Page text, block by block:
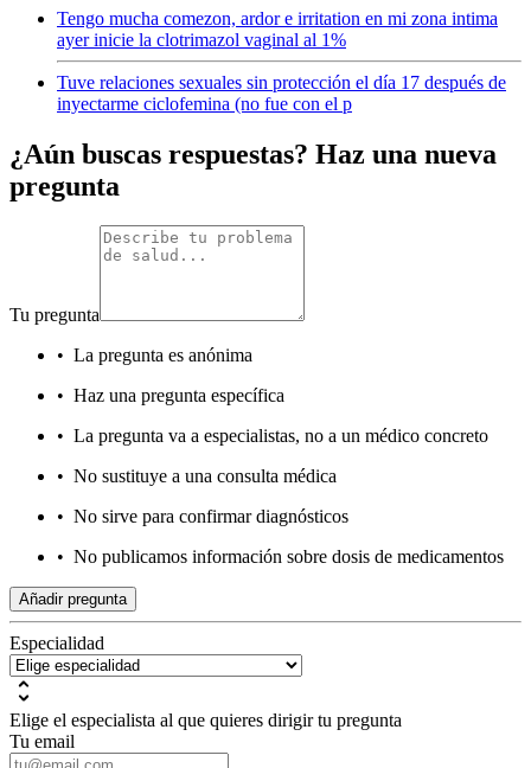
Tengo mucha comezon, ardor e irritation en mi zona intima
ayer inicie la clotrimazol vaginal al 1%
Tuve relaciones sexuales sin protección el día 17 después de
inyectarme ciclofemina (no fue con el p
¿Aún buscas respuestas? Haz una nueva
pregunta
Tu pregunta
• La pregunta es anónima
• Haz una pregunta específica
• La pregunta va a especialistas, no a un médico concreto
• No sustituye a una consulta médica
• No sirve para confirmar diagnósticos
• No publicamos información sobre dosis de medicamentos
Añadir pregunta
Especialidad
Elige el especialista al que quieres dirigir tu pregunta
Tu email